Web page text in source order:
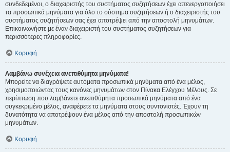
συνδεδεμένοι, ο διαχειριστής του συστήματος συζητήσεων έχει απενεργοποιήσει
τα προσωπικά μηνύματα για όλο το σύστημα συζητήσεων ή ο διαχειριστής του
συστήματος συζητήσεων σας έχει αποτρέψει από την αποστολή μηνυμάτων.
Επικοινωνήστε με έναν διαχειριστή του συστήματος συζητήσεων για
περισσότερες πληροφορίες.
Κορυφή
Λαμβάνω συνέχεια ανεπιθύμητα μηνύματα!
Μπορείτε να διαγράψετε αυτόματα προσωπικά μηνύματα από ένα μέλος,
χρησιμοποιώντας τους κανόνες μηνυμάτων στον Πίνακα Ελέγχου Μέλους. Σε
περίπτωση που λαμβάνετε ανεπιθύμητα προσωπικά μηνύματα από ένα
συγκεκριμένο μέλος, αναφέρετε τα μηνύματα στους συντονιστές. Έχουν τη
δυνατότητα να αποτρέψουν ένα μέλος από την αποστολή προσωπικών
μηνυμάτων.
Κορυφή